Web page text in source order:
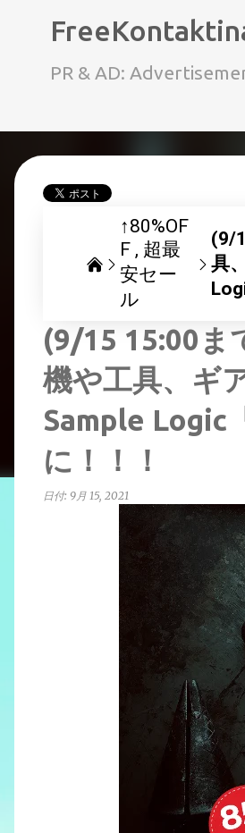
PR & AD:
↑80%OF
F
超最
安セー
ル
(9/
具
(9/15 15:00ま
機や工具、ギ
Sample Logic
に！！！
日付: 9月 15, 2021